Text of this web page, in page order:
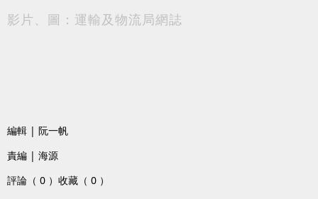
影片、圖：運輸及物流局網誌
編輯 | 阮一帆
責編 | 海源
評論（ 0 ） 收藏（ 0 ）